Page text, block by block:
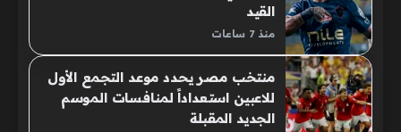
القيد
منذ 7 ساعات
منتخب مصر يحدد موعد التجمع الأول
للاعبين استعداداً لمنافسات الموسم
الجديد المقبلة